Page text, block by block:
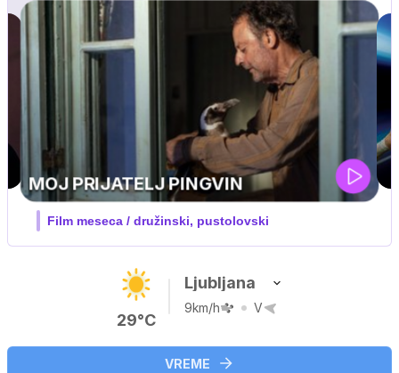
29°C
Ljubljana
9km/h V
VREME